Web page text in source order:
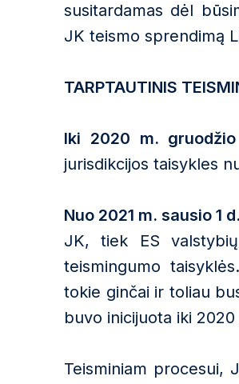
susitardamas dėl
JK teismo sprendimą
TARPTAUTINIS
Iki 2020 m.
jurisdikcijos taisykles
Nuo 2021 m. sausio 1 d.
JK, tiek ES
teismingumo
tokie ginčai ir toliau
buvo inicijuota iki
Teisminiam procesui,